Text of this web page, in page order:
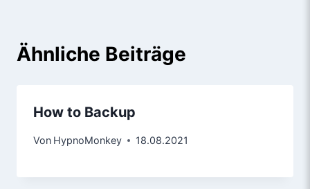
Ähnliche Beiträge
How to Backup
Von HypnoMonkey 18.08.2021